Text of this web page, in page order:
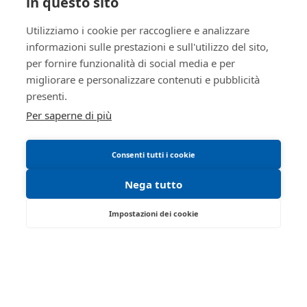
Regolamento di partecipazione alle vendite
telematiche
Informativa cookie
Manuale operativo
Utilizziamo i cookie per raccogliere e analizzare
informazioni sulle prestazioni e sull'utilizzo del sito,
per fornire funzionalità di social media e per
migliorare e personalizzare contenuti e pubblicità
presenti.
Per saperne di più
Consenti tutti i cookie
Nega tutto
Impostazioni dei cookie